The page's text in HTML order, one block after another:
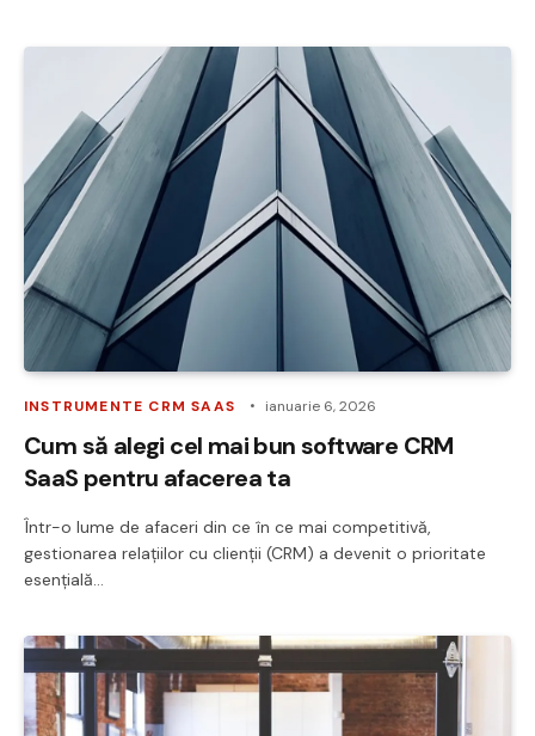
INSTRUMENTE CRM SAAS ianuarie 6, 2026
Cum să alegi cel mai bun software CRM
SaaS pentru afacerea ta
Într-o lume de afaceri din ce în ce mai competitivă,
gestionarea relațiilor cu clienții (CRM) a devenit o prioritate
esențială…